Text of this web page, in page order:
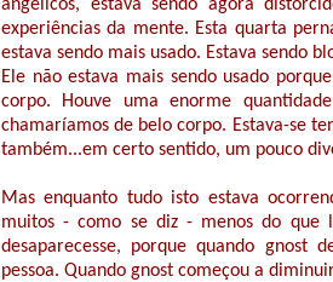
angélicos, estava sendo agora
experiências da mente. Esta quarta
estava sendo mais usado. Estava sendo
Ele não estava mais sendo usado
corpo. Houve uma enorme
chamaríamos de belo corpo. Estava-se
também...em certo sentido, um pouco
Mas enquanto tudo isto estava
muitos - como se diz - menos do que
desaparecesse, porque quando gnost
pessoa. Quando gnost começou a